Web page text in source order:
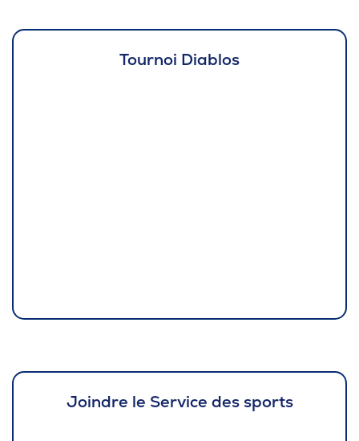
Tournoi Diablos
Joindre le Service des sports